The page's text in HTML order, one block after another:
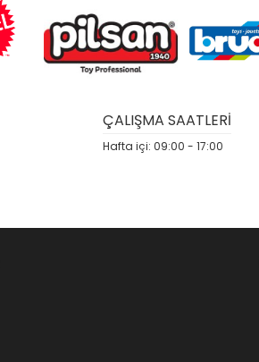
ÇALIŞMA SAATLERİ
Hafta içi: 09:00 - 17:00